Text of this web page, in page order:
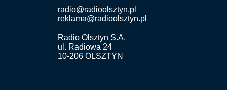
radio@radioolsztyn.pl
reklama@radioolsztyn.pl
Radio Olsztyn S.A.
ul. Radiowa 24
10-206 OLSZTYN